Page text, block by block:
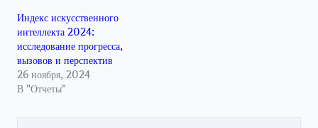
Индекс искусственного
интеллекта 2024:
исследование прогресса,
вызовов и перспектив
26 ноября, 2024
В "Отчеты"